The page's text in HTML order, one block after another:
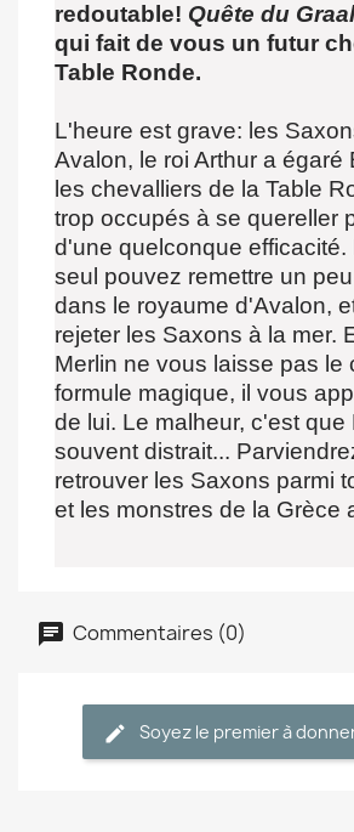
redoutable! Quête du Graal
qui fait de vous un futur
Table Ronde.
L'heure est grave: les
Avalon, le roi Arthur a égaré
les chevalliers de la Table
trop occupés à se quereller
d'une quelconque efficacité.
seul pouvez remettre un
dans le royaume d'Avalon,
rejeter les Saxons à la mer.
Merlin ne vous laisse pas le
formule magique, il vous
de lui. Le malheur, c'est que
souvent distrait...
retrouver les Saxons parmi
et les monstres de la Grèce
Commentaires (0)
Soyez le premier à